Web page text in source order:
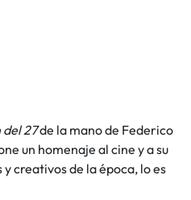
del 27de la mano de Federico
un homenaje al cine y a su
creativos de la época, lo es